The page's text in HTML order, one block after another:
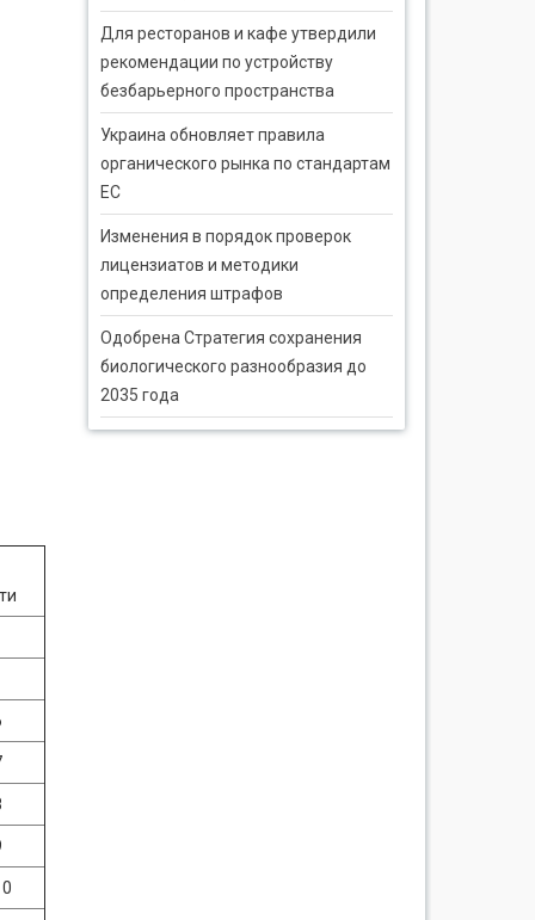
Для ресторанов и кафе утвердили
рекомендации по устройству
безбарьерного пространства
Украина обновляет правила
органического рынка по стандартам
ЕС
Изменения в порядок проверок
лицензиатов и методики
определения штрафов
Одобрена Стратегия сохранения
биологического разнообразия до
2035 года